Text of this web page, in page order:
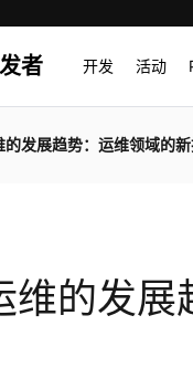
者 开发 活动
发展趋势：运维领域的新
维的发展